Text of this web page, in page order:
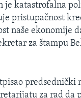
je katastrofalna
pristupačnost
naše ekonomije
za štampu
predsednički
za rad da